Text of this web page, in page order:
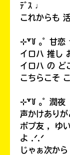
ﾃﾞｽ ♩
これからも
⊹꒷꒦ ｡ﾟ 甘
イロハ 推し
イロハ の ど
こちらこそ
⊹꒷꒦ ｡ﾟ 潤
声かけありが
ポプ友 ，ゆ
よ .ᐟ.ᐟ
じゃぁ次か